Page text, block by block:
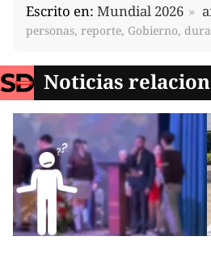
Escrito en: Mundial 2026
personas, reporte, Gobierno,
Noticias